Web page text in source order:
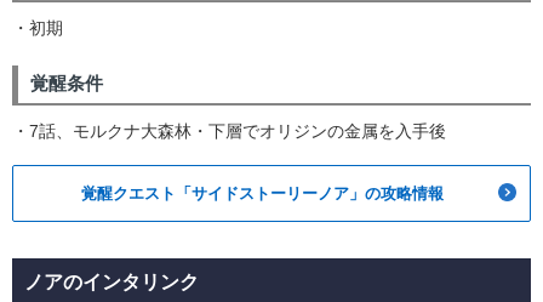
・初期
覚醒条件
・7話、モルクナ大森林・下層でオリジンの金属を入手後
覚醒クエスト「サイドストーリーノア」の攻略情報
ノアのインタリンク